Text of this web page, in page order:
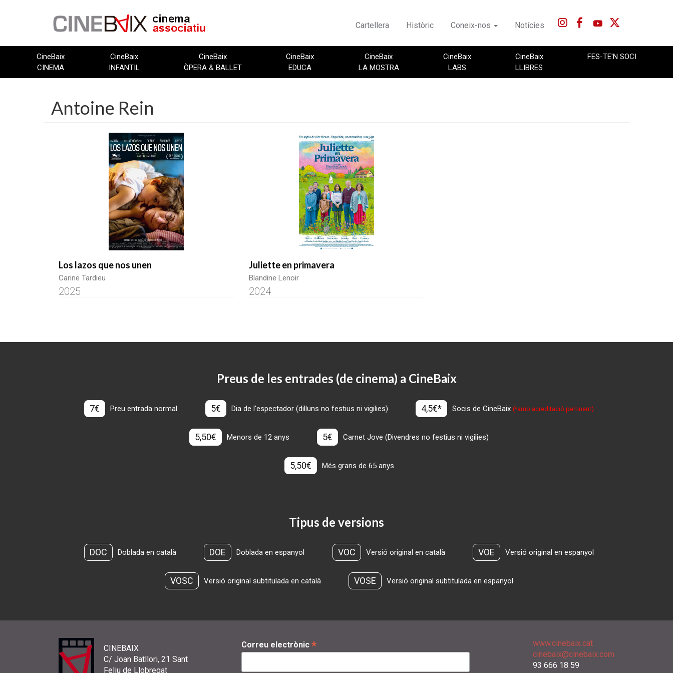
Cartellera Històric Coneix-nos Notícies
CineBaix
CINEMA
CineBaix
INFANTIL
CineBaix
ÒPERA & BALLET
CineBaix
EDUCA
CineBaix
LA MOSTRA
CineBaix
LABS
CineBaix
LLIBRES
FES-TE'N SOCI
Antoine Rein
Los lazos que nos unen
Carine Tardieu
2025
Juliette en primavera
Blandine Lenoir
2024
Preus de les entrades (de cinema) a CineBaix
7€ Preu entrada normal 5€ Dia de l'espectador (dilluns no festius ni vigilies) 4,5€* Socis de CineBaix(*amb acreditació pertinent)
5,50€ Menors de 12 anys 5€ Carnet Jove (Divendres no festius ni vigilies)
5,50€ Més grans de 65 anys
Tipus de versions
DOC Doblada en català DOE Doblada en espanyol VOC Versió original en català VOE Versió original en espanyol
VOSC Versió original subtitulada en català VOSE Versió original subtitulada en espanyol
CINEBAIX
C/ Joan Batllori, 21 Sant
Feliu de Llobregat
Correu electrònic *
www.cinebaix.cat
cinebaix@cinebaix.com
93 666 18 59